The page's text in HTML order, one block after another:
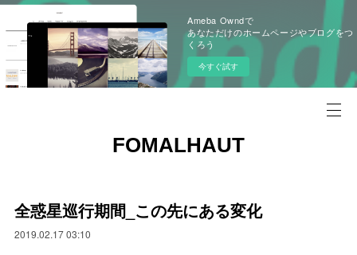
Ameba Owndで
あなただけのホームページやブログをつ
くろう
今すぐ試す
FOMALHAUT
全惑星巡行期間_この先にある変化
2019.02.17 03:10